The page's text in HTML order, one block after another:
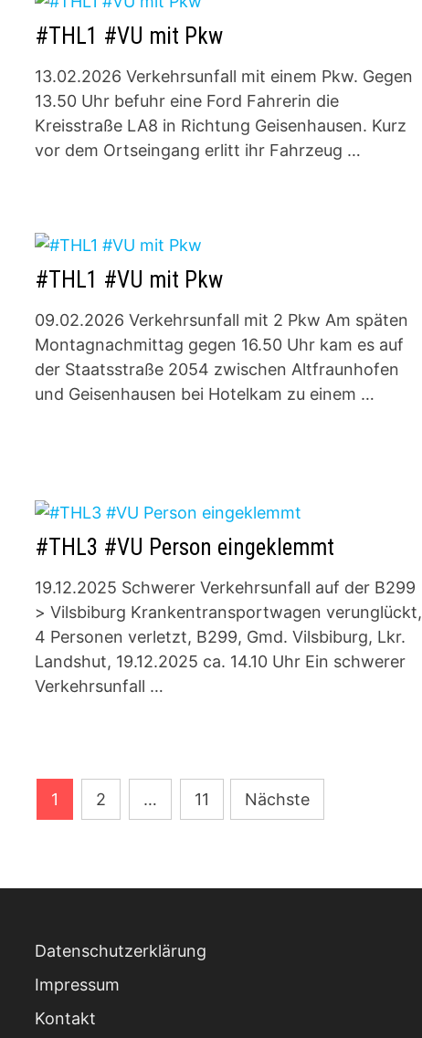
#THL1 #VU mit Pkw
13.02.2026 Verkehrsunfall mit einem Pkw. Gegen
13.50 Uhr befuhr eine Ford Fahrerin die
Kreisstraße LA8 in Richtung Geisenhausen. Kurz
vor dem Ortseingang erlitt ihr Fahrzeug …
#THL1 #VU mit Pkw
09.02.2026 Verkehrsunfall mit 2 Pkw Am späten
Montagnachmittag gegen 16.50 Uhr kam es auf
der Staatsstraße 2054 zwischen Altfraunhofen
und Geisenhausen bei Hotelkam zu einem …
#THL3 #VU Person eingeklemmt
19.12.2025 Schwerer Verkehrsunfall auf der B299
> Vilsbiburg Krankentransportwagen verunglückt,
4 Personen verletzt, B299, Gmd. Vilsbiburg, Lkr.
Landshut, 19.12.2025 ca. 14.10 Uhr Ein schwerer
Verkehrsunfall …
Seitennummerierung
der
1 2 … 11 Nächste
Datenschutzerklärung
Impressum
Kontakt